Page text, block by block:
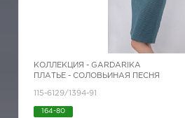
КОЛЛЕКЦИЯ - GARDARIKA
ПЛАТЬЕ - СОЛОВЬИНАЯ ПЕСНЯ
115-6129/1394-91
164-80